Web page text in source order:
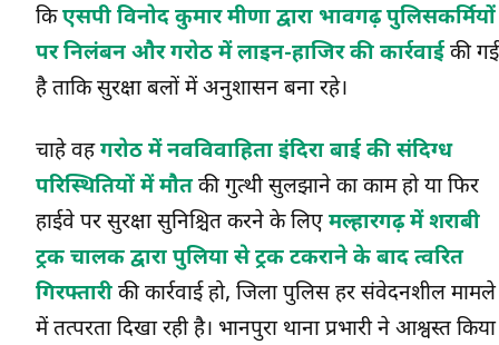
किएसपी विनोद कुमार मीणा द्वारा भावगढ़ पुलिसकर्मियों
पर निलंबन और गरोठ में लाइन-हाजिर की कार्रवाईकी गई
है ताकि सुरक्षा बलों में अनुशासन बना रहे।
चाहे वहगरोठ में नवविवाहिता इंदिरा बाई की संदिग्ध
परिस्थितियों में मौतकी गुत्थी सुलझाने का काम हो या फिर
हाईवे पर सुरक्षा सुनिश्चित करने के लिए मल्हारगढ़ में शराबी
ट्रक चालक द्वारा पुलिया से ट्रक टकराने के बाद त्वरित
गिरफ्तारी की कार्रवाई हो, जिला पुलिस हर संवेदनशील मामले
में तत्परता दिखा रही है। भानपुरा थाना प्रभारी ने आश्वस्त किया